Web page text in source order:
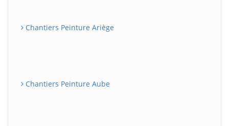
Chantiers Peinture Ariège
Chantiers Peinture Aube